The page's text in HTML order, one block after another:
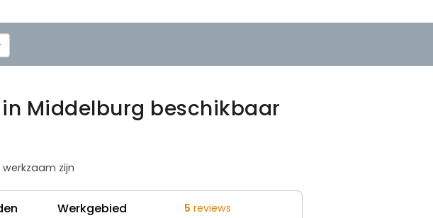
Middelburg beschikbaar
zijn
Werkgebied 5 reviews